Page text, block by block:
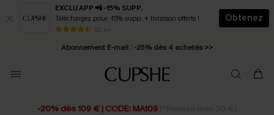
EXCLU APP 📲 -15% SUPP.
Téléchargez pour -15% supp. + livraison offerts !
50 k+
Obtenez
* Livraison éclair 2-3 jours ouvrés >>
Abonnement E-mail : -25% dès 4 achetés >>
-20% dès 109 € | CODE: MA109